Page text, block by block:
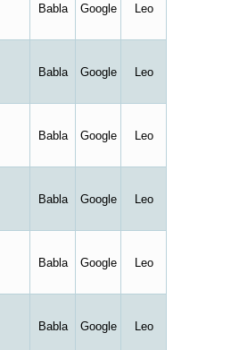
Babla Google Leo
Babla Google Leo
Babla Google Leo
Babla Google Leo
Babla Google Leo
Babla Google Leo